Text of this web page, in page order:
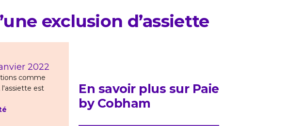
exclusion d’assiette
2022
comme
l'assiette est
En savoir plus sur Paie
by Cobham